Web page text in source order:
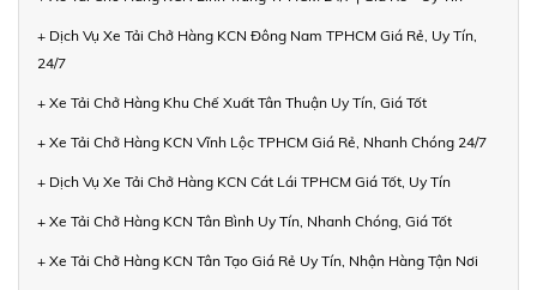
+ Dịch Vụ Xe Tải Chở Hàng KCN Đông Nam TPHCM Giá Rẻ, Uy Tín,
24/7
+ Xe Tải Chở Hàng Khu Chế Xuất Tân Thuận Uy Tín, Giá Tốt
+ Xe Tải Chở Hàng KCN Vĩnh Lộc TPHCM Giá Rẻ, Nhanh Chóng 24/7
+ Dịch Vụ Xe Tải Chở Hàng KCN Cát Lái TPHCM Giá Tốt, Uy Tín
+ Xe Tải Chở Hàng KCN Tân Bình Uy Tín, Nhanh Chóng, Giá Tốt
+ Xe Tải Chở Hàng KCN Tân Tạo Giá Rẻ Uy Tín, Nhận Hàng Tận Nơi